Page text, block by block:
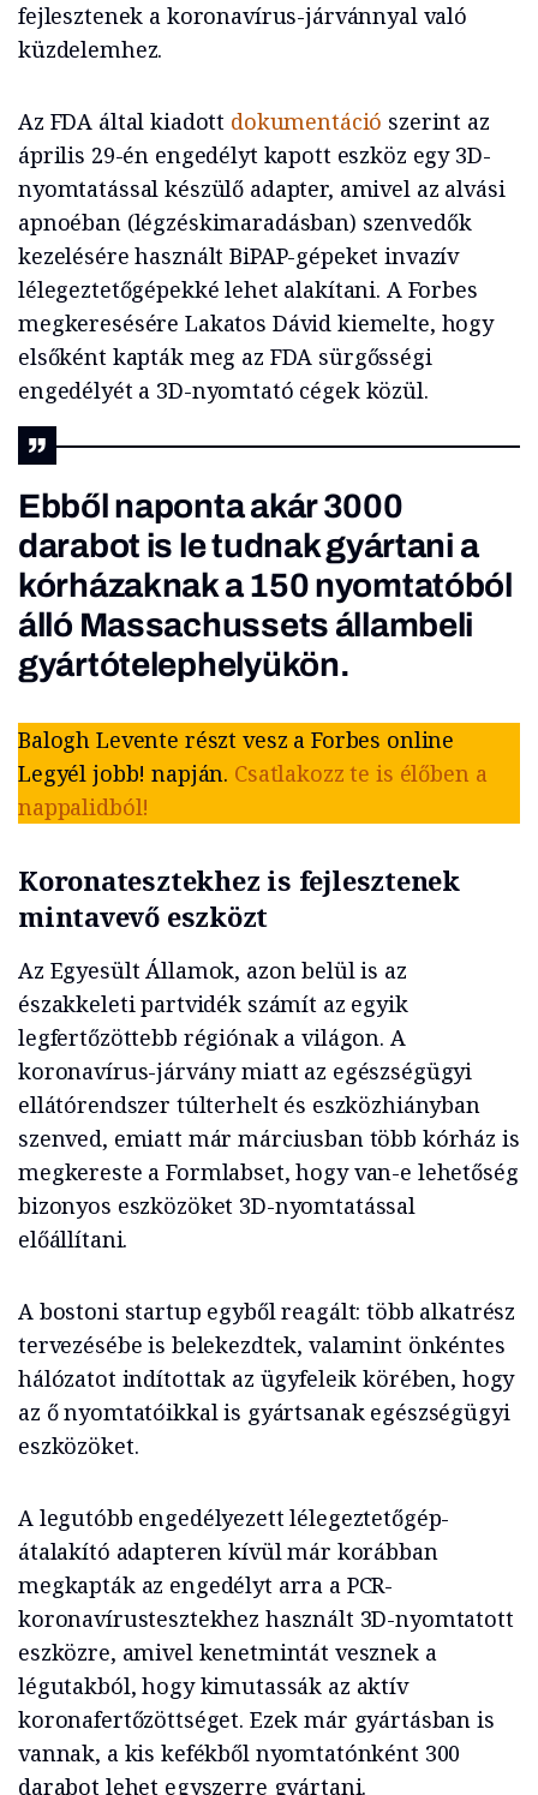
fejlesztenek a koronavírus-járvánnyal való
küzdelemhez.
Az FDA által kiadott dokumentáció szerint az
április 29-én engedélyt kapott eszköz egy 3D-
nyomtatással készülő adapter, amivel az alvási
apnoéban (légzéskimaradásban) szenvedők
kezelésére használt BiPAP-gépeket invazív
lélegeztetőgépekké lehet alakítani. A Forbes
megkeresésére Lakatos Dávid kiemelte, hogy
elsőként kapták meg az FDA sürgősségi
engedélyét a 3D-nyomtató cégek közül.
Ebből naponta akár 3000
darabot is le tudnak gyártani a
kórházaknak a 150 nyomtatóból
álló Massachussets állambeli
gyártótelephelyükön.
Balogh Levente részt vesz a Forbes online
Legyél jobb! napján. Csatlakozz te is élőben a
nappalidból!
Koronatesztekhez is fejlesztenek
mintavevő eszközt
Az Egyesült Államok, azon belül is az
északkeleti partvidék számít az egyik
legfertőzöttebb régiónak a világon. A
koronavírus-járvány miatt az egészségügyi
ellátórendszer túlterhelt és eszközhiányban
szenved, emiatt már márciusban több kórház is
megkereste a Formlabset, hogy van-e lehetőség
bizonyos eszközöket 3D-nyomtatással
előállítani.
A bostoni startup egyből reagált: több alkatrész
tervezésébe is belekezdtek, valamint önkéntes
hálózatot indítottak az ügyfeleik körében, hogy
az ő nyomtatóikkal is gyártsanak egészségügyi
eszközöket.
A legutóbb engedélyezett lélegeztetőgép-
átalakító adapteren kívül már korábban
megkapták az engedélyt arra a PCR-
koronavírustesztekhez használt 3D-nyomtatott
eszközre, amivel kenetmintát vesznek a
légutakból, hogy kimutassák az aktív
koronafertőzöttséget. Ezek már gyártásban is
vannak, a kis kefékből nyomtatónként 300
darabot lehet egyszerre gyártani.